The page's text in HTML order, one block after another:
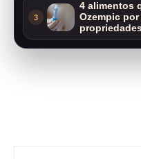
3
4 alimentos
Ozempic